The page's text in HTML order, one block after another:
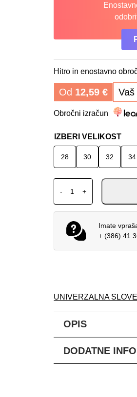
Hitro in enostavno
Od 12,59€
Obročni izračun
IZBERI VELIKOST
28 30 32 34
-
ALPINESTARS MX
+
Imate
+ (386) 41
UNIVERZALNA
OPIS
DODATNE